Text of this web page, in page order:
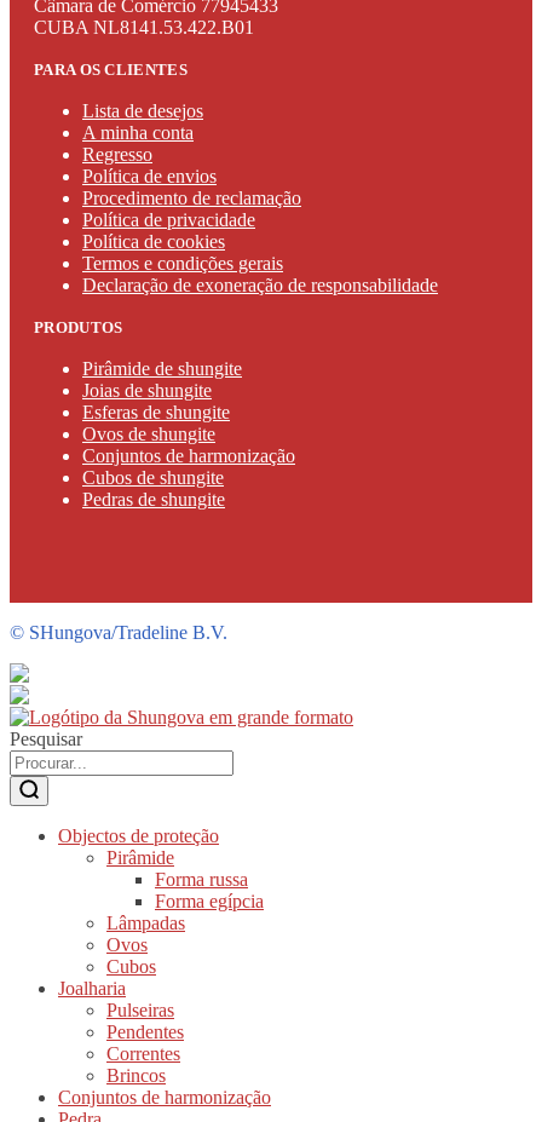
Câmara de Comércio 77945433
CUBA NL8141.53.422.B01
PARA OS CLIENTES
Lista de desejos
A minha conta
Regresso
Política de envios
Procedimento de reclamação
Política de privacidade
Política de cookies
Termos e condições gerais
Declaração de exoneração de responsabilidade
PRODUTOS
Pirâmide de shungite
Joias de shungite
Esferas de shungite
Ovos de shungite
Conjuntos de harmonização
Cubos de shungite
Pedras de shungite
© SHungova/Tradeline B.V.
Pesquisar
Objectos de proteção
Pirâmide
Forma russa
Forma egípcia
Lâmpadas
Ovos
Cubos
Joalharia
Pulseiras
Pendentes
Correntes
Brincos
Conjuntos de harmonização